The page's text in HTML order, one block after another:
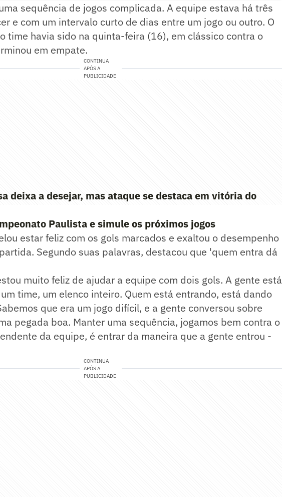
sequência de jogos complicada. A equipe estava há três
e com um intervalo curto de dias entre um jogo ou outro. O
time havia sido na quinta-feira (16), em clássico contra o
em empate.
CONTINUA
APÓS A
PUBLICIDADE
deixa a desejar, mas ataque se destaca em vitória do
Paulista e simule os próximos jogos
estar feliz com os gols marcados e exaltou o desempenho
Segundo suas palavras, destacou que 'quem entra dá
muito feliz de ajudar a equipe com dois gols. A gente está
time, um elenco inteiro. Quem está entrando, está dando
que era um jogo difícil, e a gente conversou sobre
pegada boa. Manter uma sequência, jogamos bem contra o
da equipe, é entrar da maneira que a gente entrou -
CONTINUA
APÓS A
PUBLICIDADE